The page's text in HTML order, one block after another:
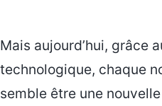
Mais aujourd’hui, grâce
technologique, chaque
semble être une